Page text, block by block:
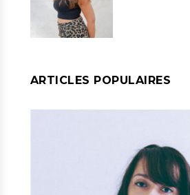
ARTICLES POPULAIRES